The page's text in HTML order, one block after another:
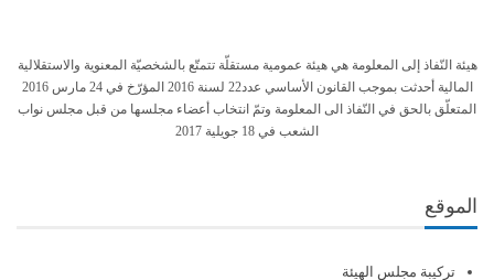
هيئة النّفاذ إلى المعلومة هي هيئة عمومية مستقلّة تتمتّع بالشخصيّة المعنوية والاستقلالية
المالية أحدثت بموجب القانون الأساسي عدد22 لسنة 2016 المؤرّخ في 24 مارس 2016
المتعلّق بالحق في النّفاذ الى المعلومة وتمّ انتخاب أعضاء مجلسها من قبل مجلس نواب
الشعب في 18 جويلية 2017
الموقع
تركيبة مجلس الهيئة